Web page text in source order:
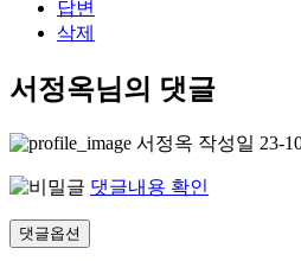
답변
삭제
서정옥님의 댓글
서정옥 작성일 23-
댓글내용 확인
댓글옵션